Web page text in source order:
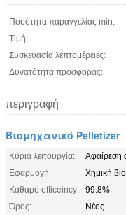
Ποσότητα παραγγελίας min:
Τιμή:
Συσκευασία λεπτομέρειες:
Δυνατότητα προσφοράς:
περιγραφή
Βιομηχανικό Pelletizer
Κύρια λειτουργία:
Αφαίρεση
Εφαρμογή:
Χημική
Καθαρό efficeincy:
99.8%
Όρος:
Νέος